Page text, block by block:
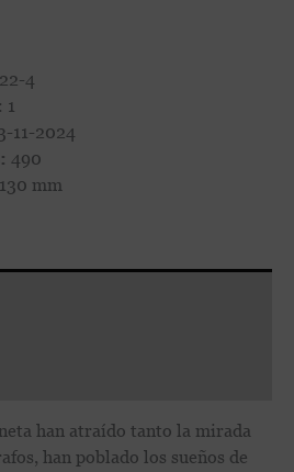
4
1
11-2024
490
mm
han atraído tanto la mirada
han poblado los sueños de